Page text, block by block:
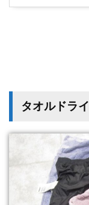
タオルドライ